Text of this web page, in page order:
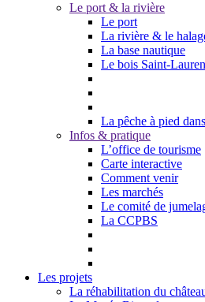
Le port & la rivière
Le port
La rivière & le
La base nautique
Le bois Saint-
La pêche à pied
Infos & pratique
L’office de tourisme
Carte interactive
Comment venir
Les marchés
Le comité de
La CCPBS
Les projets
La réhabilitation du